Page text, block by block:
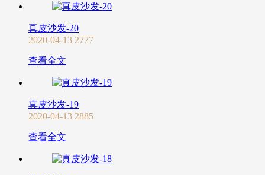
真皮沙发-20
2020-04-13 2777
查看全文
真皮沙发-19
2020-04-13 2885
查看全文